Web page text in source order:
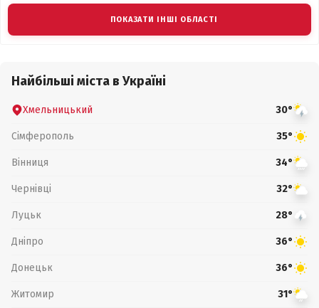
ПОКАЗАТИ ІНШІ ОБЛАСТІ
Найбільші міста в Україні
Хмельницький 30°
Сімферополь 35°
Вінниця 34°
Чернівці 32°
Луцьк 28°
Дніпро 36°
Донецьк 36°
Житомир 31°